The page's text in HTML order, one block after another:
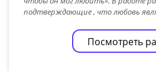
подтверждающие , что любовь
Посмотреть